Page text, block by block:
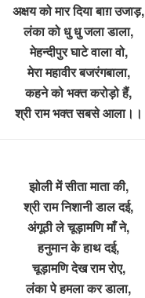
अक्षय को मार दिया बाग़ उजाड़,
लंका को धु धु जला डाला,
मेहन्दीपुर घाटे वाला वो,
मेरा महावीर बजरंगबाला,
कहने को भक्त करोड़ो हैं,
श्री राम भक्त सबसे आला।।
झोली में सीता माता की,
श्री राम निशानी डाल दई,
अंगूठी ले चूड़ामणि माँ ने,
हनुमान के हाथ दई,
चूड़ामणि देख राम रोए,
लंका पे हमला कर डाला,